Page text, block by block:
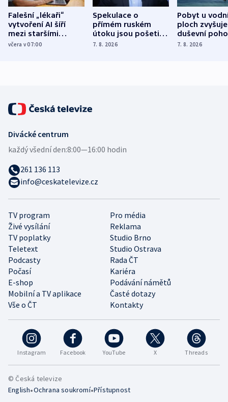
Falešní „lékaři“
vytvoření AI šíří
mezi staršími
Poláky nebezpečné
včera v 07:00
Spekulace o
přímém ruském
útoku jsou pošetilé,
míní estonský
7. 8. 2026
Pobyt u
ploch zvyšuje
duševní
ukázala
7. 8. 2026
Instagram Facebook YouTube X Threads
TV program
Pro média
Živé vysílání
Reklama
TV poplatky
Studio Brno
Teletext
Studio Ostrava
Podcasty
Rada ČT
Počasí
Kariéra
E-shop
Podávání námětů
Mobilní a TV aplikace
Časté dotazy
Vše o ČT
Kontakty
Divácké centrum
každý všední den:8:00—16:00 hodin
261 136 113
info@ceskatelevize.cz
© Česká televize
English•Ochrana soukromí•Přístupnost